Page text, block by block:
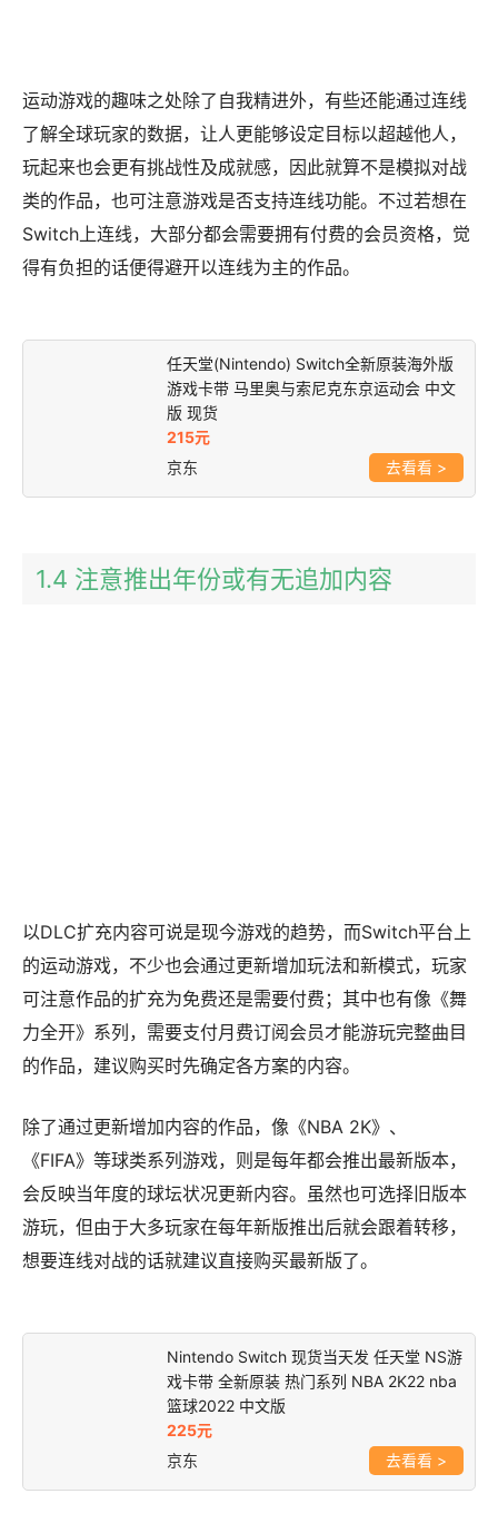
运动游戏的趣味之处除了自我精进外，有些还能通过连线
了解全球玩家的数据，让人更能够设定目标以超越他人，
玩起来也会更有挑战性及成就感，因此就算不是模拟对战
类的作品，也可注意游戏是否支持连线功能。不过若想在
Switch上连线，大部分都会需要拥有付费的会员资格，觉
得有负担的话便得避开以连线为主的作品。
任天堂(Nintendo) Switch全新原装海外版
游戏卡带 马里奥与索尼克东京运动会 中文
版 现货
215元
京东
>
1.4 注意推出年份或有无追加内容
以DLC扩充内容可说是现今游戏的趋势，而Switch平台上
的运动游戏，不少也会通过更新增加玩法和新模式，玩家
可注意作品的扩充为免费还是需要付费；其中也有像《舞
力全开》系列，需要支付月费订阅会员才能游玩完整曲目
的作品，建议购买时先确定各方案的内容。
除了通过更新增加内容的作品，像《NBA 2K》、
《FIFA》等球类系列游戏，则是每年都会推出最新版本，
会反映当年度的球坛状况更新内容。虽然也可选择旧版本
游玩，但由于大多玩家在每年新版推出后就会跟着转移，
想要连线对战的话就建议直接购买最新版了。
Nintendo Switch 现货当天发 任天堂 NS游
戏卡带 全新原装 热门系列 NBA 2K22 nba
篮球2022 中文版
225元
京东
>